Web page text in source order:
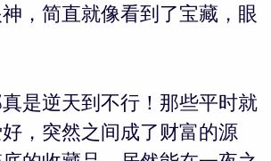
，简直就像看到了宝藏，眼
是逆天到不行！那些平时就
，突然之间成了财富的源